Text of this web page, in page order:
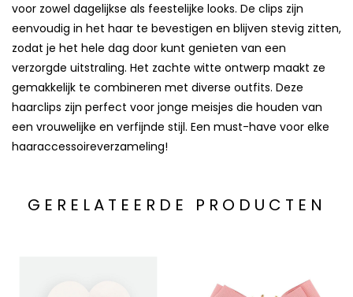
voor zowel dagelijkse als feestelijke looks. De clips zijn
eenvoudig in het haar te bevestigen en blijven stevig zitten,
zodat je het hele dag door kunt genieten van een
verzorgde uitstraling. Het zachte witte ontwerp maakt ze
gemakkelijk te combineren met diverse outfits. Deze
haarclips zijn perfect voor jonge meisjes die houden van
een vrouwelijke en verfijnde stijl. Een must-have voor elke
haaraccessoireverzameling!
GERELATEERDE PRODUCTEN